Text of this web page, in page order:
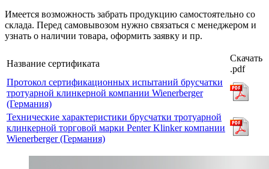
Имеется возможность забрать продукцию самостоятельно со
склада. Перед самовывозом нужно связаться с менеджером и
узнать о наличии товара, оформить заявку и пр.
Название сертификата
Скачать
.pdf
Протокол сертификационных испытаний брусчатки
тротуарной клинкерной компании Wienerberger
(Германия)
Технические характеристики брусчатки тротуарной
клинкерной торговой марки Penter Klinker компании
Wienerberger (Германия)